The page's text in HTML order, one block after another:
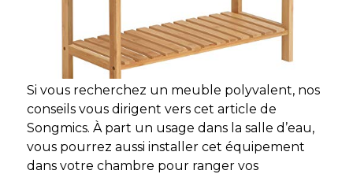
Si vous recherchez un meuble polyvalent, nos
conseils vous dirigent vers cet article de
Songmics. À part un usage dans la salle d’eau,
vous pourrez aussi installer cet équipement
dans votre chambre pour ranger vos